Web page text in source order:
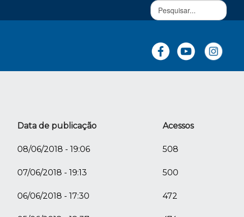
Data de publicação Acessos
08/06/2018 - 19:06 508
07/06/2018 - 19:13 500
06/06/2018 - 17:30 472